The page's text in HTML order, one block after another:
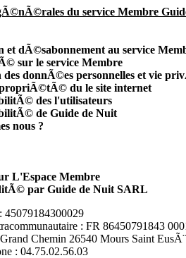
du service Membre
et dÃ©sabonnement au service
sur le service Membre
des donnÃ©es personnelles et vie
du le site internet
des l'utilisateurs
de Guide de Nuit
nous ?
L'Espace Membre
par Guide de Nuit SARL
: FR 86450791843
Chemin 26540 Mours Saint
: 04.75.02.56.03